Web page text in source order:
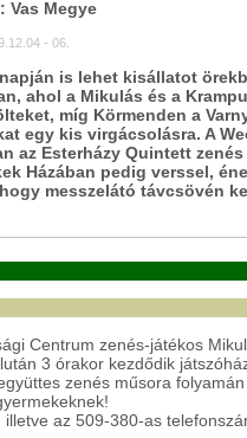
Vas Megye
- 06.
is lehet kisállatot
ahol a Mikulás és a
míg Körmenden a
egy kis virgácsolásra. A
az Esterházy Quintett
Házában pedig verssel,
messzelátó távcsövén
Centrum zenés-játékos
3 órakor kezdődik
zenés műsora
az 509-380-as